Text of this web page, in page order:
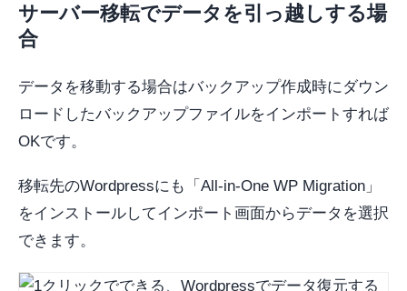
サーバー移転でデータを引っ越しする場
合
データを移動する場合はバックアップ作成時にダウン
ロードしたバックアップファイルをインポートすれば
OKです。
移転先のWordpressにも「All-in-One WP Migration」
をインストールしてインポート画面からデータを選択
できます。